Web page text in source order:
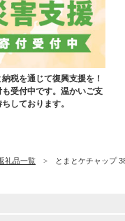
税を通じて復興支援を！
も受付中です。温かいご支
しております。
礼品一覧 とまとケチャップ